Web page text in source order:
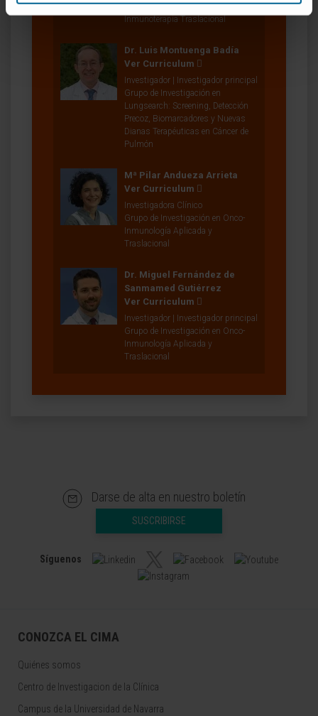
Estrategias Combinadas de
Inmunoterapia Traslacional
Dr. Luis Montuenga Badía
Ver Curriculum
Investigador | Investigador principal
Grupo de Investigación en
Lungsearch: Screening, Detección
Precoz, Biomarcadores y Nuevas
Dianas Terapéuticas en Cáncer de
Pulmón
Mª Pilar Andueza Arrieta
Ver Curriculum
Investigadora Clínico
Grupo de Investigación en Onco-
Inmunología Aplicada y
Traslacional
Dr. Miguel Fernández de
Sanmamed Gutiérrez
Ver Curriculum
Investigador | Investigador principal
Grupo de Investigación en Onco-
Inmunología Aplicada y
Traslacional
Darse de alta en nuestro boletín
SUSCRIBIRSE
Síguenos
CONOZCA EL CIMA
Quiénes somos
Centro de Investigacion de la Clínica
Campus de la Universidad de Navarra